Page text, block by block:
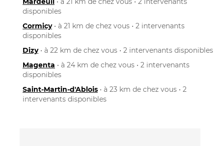
disponibles
Cormicy• à 21 km de chez vous • 2 intervenants
disponibles
Dizy• à 22 km de chez vous • 2 intervenants disponibles
Magenta • à 24 km de chez vous • 2 intervenants
disponibles
Saint-Martin-d'Ablois • à 23 km de chez vous • 2
intervenants disponibles